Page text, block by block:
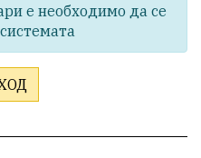
е необходимо да се